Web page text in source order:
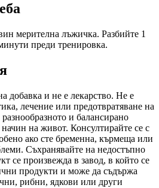
мерителна лъжичка. Разбийте 1
преди тренировка.
добавка и не е лекарство. Не е
лечение или предотвратяване на
и балансирано
на живот. Консултирайте се с
ако сте бременна, кърмеща или
Съхранявайте на недостъпно
се произвежда в завод, в който се
продукти и може да съдържа
рибни, ядкови или други